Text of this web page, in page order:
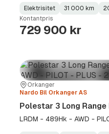
Fuel
Type:
Elektrisitet
Kilometerstand:
31 000 km
Model
Year:
Gearbox
Type:
Kontantpris
729 900 kr
Sted:
Orkanger
Forhandler:
Nardo Bil Orkanger AS
Polestar 3 Long
LRDM - 489Hk - AWD -